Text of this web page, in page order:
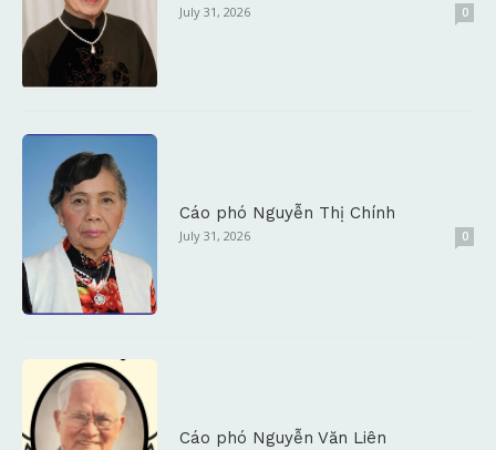
July 31, 2026 0
Cáo phó Nguyễn Thị Chính
July 31, 2026 0
Cáo phó Nguyễn Văn Liên